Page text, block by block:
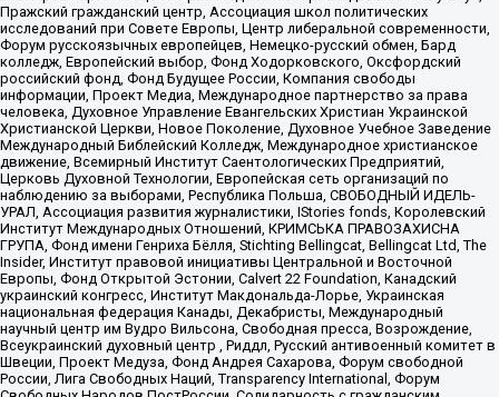
Пражский гражданский центр, Ассоциация школ политических
исследований при Совете Европы, Центр либеральной современности,
Форум русскоязычных европейцев, Немецко-русский обмен, Бард
колледж, Европейский выбор, Фонд Ходорковского, Оксфордский
российский фонд, Фонд Будущее России, Компания свободы
информации, Проект Медиа, Международное партнерство за права
человека, Духовное Управление Евангельских Христиан Украинской
Христианской Церкви, Новое Поколение, Духовное Учебное Заведение
Международный Библейский Колледж, Международное христианское
движение, Всемирный Институт Саентологических Предприятий,
Церковь Духовной Технологии, Европейская сеть организаций по
наблюдению за выборами, Республика Польша, СВОБОДНЫЙ ИДЕЛЬ-
УРАЛ, Ассоциация развития журналистики, IStories fonds, Королевский
Институт Международных Отношений, КРИМСЬКА ПРАВОЗАХИСНА
ГРУПА, Фонд имени Генриха Бёлля, Stichting Bellingcat, Bellingcat Ltd, The
Insider, Институт правовой инициативы Центральной и Восточной
Европы, Фонд Открытой Эстонии, Calvert 22 Foundation, Канадский
украинский конгресс, Институт Макдональда-Лорье, Украинская
национальная федерация Канады, Декабристы, Международный
научный центр им Вудро Вильсона, Свободная пресса, Возрождение,
Всеукраинский духовный центр , Риддл, Русский антивоенный комитет в
Швеции, Проект Медуза, Фонд Андрея Сахарова, Форум свободной
России, Лига Свободных Наций, Transparеncy International, Форум